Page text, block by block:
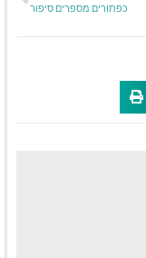
כפתורים מספרים סיפור